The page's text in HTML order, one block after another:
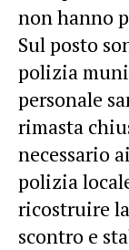
non hanno
Sul posto
polizia
personale
rimasta
necessario
polizia
ricostruire
scontro e